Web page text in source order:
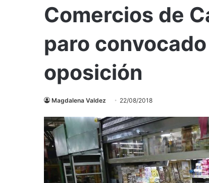
Comercios de
paro
oposición
Magdalena Valdez 22/08/2018